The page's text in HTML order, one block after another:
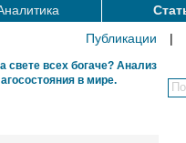
Публикации
|
свете всех богаче? Анализ
в мире.